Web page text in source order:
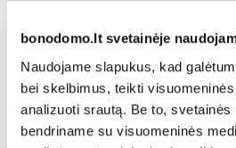
bonodomo.lt svetainėje
Naudojame slapukus, kad
bei skelbimus, teikti
analizuoti srautą. Be to, svetainės
bendriname su visuomeninės
• nešluoti – taip jį suskaidysite į
• nepilti į nuotekų sistemą – jis
• neskalbti užterštų drabužių